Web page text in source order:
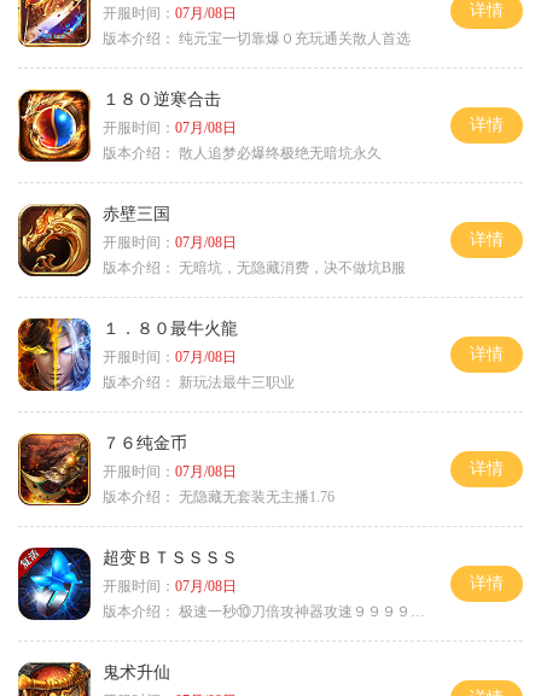
开服时间： 07月/08日
版本介绍： 纯元宝一切靠爆０充玩通关散人首选
详情
１８０逆寒合击
开服时间： 07月/08日
版本介绍： 散人追梦必爆终极绝无暗坑永久
详情
赤壁三国
开服时间： 07月/08日
版本介绍： 无暗坑，无隐藏消费，决不做坑B服
详情
１．８０最牛火龍
开服时间： 07月/08日
版本介绍：
新玩法最牛三职业
详情
７６纯金币
开服时间： 07月/08日
版本介绍： 无隐藏无套装无主播1.76
详情
超变ＢＴＳＳＳＳ
开服时间： 07月/08日
版本介绍： 极速一秒⑩刀倍攻神器攻速９９９９①挑
详情
鬼术升仙